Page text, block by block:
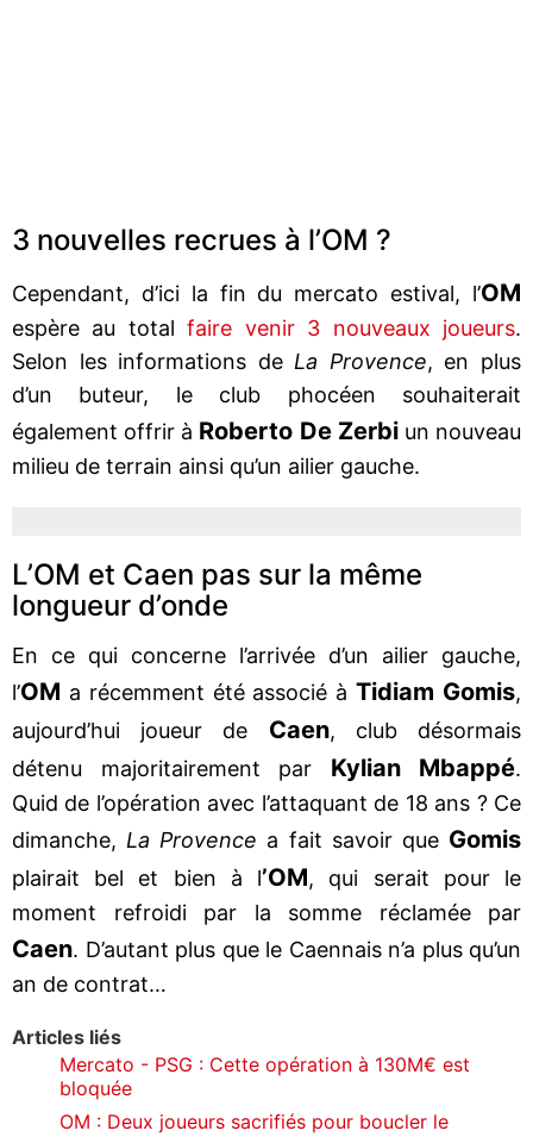
3 nouvelles recrues à l’OM ?
Cependant, d’ici la fin du mercato estival, l’OM
espère au totalfaire venir 3 nouveaux joueurs.
Selon les informations de La Provence, en plus
d’un buteur, le club phocéen souhaiterait
également offrir à Roberto De Zerbiun nouveau
milieu de terrain ainsi qu’un ailier gauche.
L’OM et Caen pas sur la même
longueur d’onde
En ce qui concerne l’arrivée d’un ailier gauche,
l’OM a récemment été associé àTidiam Gomis,
aujourd’hui joueur de Caen, club désormais
détenu majoritairement par Kylian Mbappé.
Quid de l’opération avec l’attaquant de 18 ans ? Ce
dimanche, La Provence a fait savoir que Gomis
plairait bel et bien à l’OM, qui serait pour le
moment refroidi par la somme réclamée par
Caen. D’autant plus que le Caennais n’a plus qu’un
an de contrat…
Articles liés
Mercato - PSG : Cette opération à 130M€ est
bloquée
OM : Deux joueurs sacrifiés pour boucler le